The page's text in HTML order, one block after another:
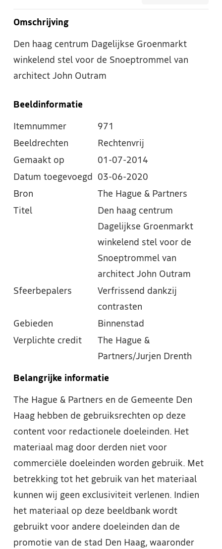
Omschrijving
Den haag centrum Dagelijkse Groenmarkt
winkelend stel voor de Snoeptrommel van
architect John Outram
Beeldinformatie
Itemnummer
971
Beeldrechten
Rechtenvrij
Gemaakt op
01-07-2014
Datum toegevoegd
03-06-2020
Bron
The Hague & Partners
Titel
Den haag centrum
Dagelijkse Groenmarkt
winkelend stel voor de
Snoeptrommel van
architect John Outram
Sfeerbepalers
Verfrissend dankzij
contrasten
Gebieden
Binnenstad
Verplichte credit
The Hague &
Partners/Jurjen Drenth
Belangrijke informatie
The Hague & Partners en de Gemeente Den
Haag hebben de gebruiksrechten op deze
content voor redactionele doeleinden. Het
materiaal mag door derden niet voor
commerciële doeleinden worden gebruik. Met
betrekking tot het gebruik van het materiaal
kunnen wij geen exclusiviteit verlenen. Indien
het materiaal op deze beeldbank wordt
gebruikt voor andere doeleinden dan de
promotie van de stad Den Haag, waaronder